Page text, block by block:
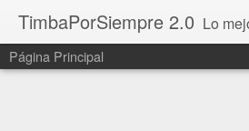
TimbaPorSiempre 2.0 Lo
Página Principal